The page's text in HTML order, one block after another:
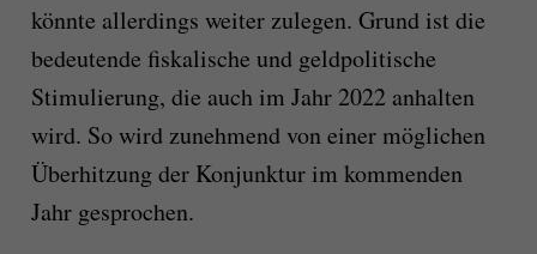
könnte allerdings weiter zulegen. Grund ist die
bedeutende fiskalische und geldpolitische
Stimulierung, die auch im Jahr 2022 anhalten
wird. So wird zunehmend von einer möglichen
Überhitzung der Konjunktur im kommenden
Jahr gesprochen.